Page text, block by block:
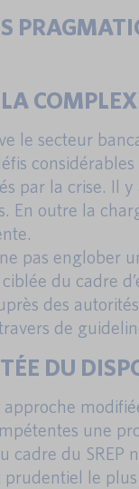
le secteur
par la crise. Il
En outre la
pas
du cadre
des
de
DU
une
du
prudentiel le